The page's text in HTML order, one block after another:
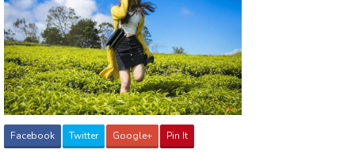
Facebook Twitter Google+ Pin It